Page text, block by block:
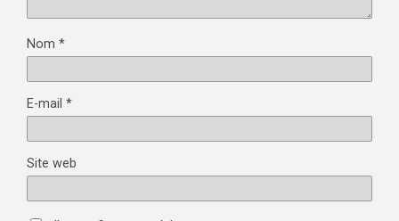
Nom *
E-mail *
Site web